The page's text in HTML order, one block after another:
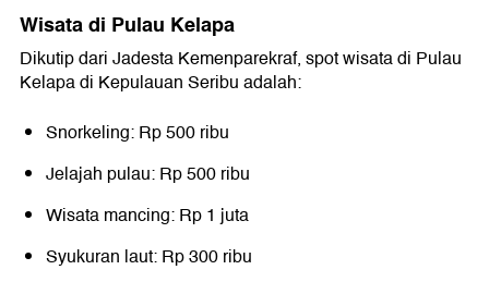
Wisata di Pulau Kelapa
Dikutip dari Jadesta Kemenparekraf, spot wisata di Pulau
Kelapa di Kepulauan Seribu adalah:
Snorkeling: Rp 500 ribu
Jelajah pulau: Rp 500 ribu
Wisata mancing: Rp 1 juta
Syukuran laut: Rp 300 ribu